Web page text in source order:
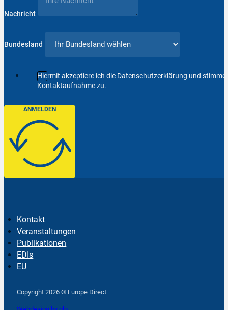
Nachricht
Bundesland
Hiermit akzeptiere ich die Datenschutzerklärung und
Kontaktaufnahme zu.
ANMELDEN
Kontakt
Veranstaltungen
Publikationen
EDIs
EU
Copyright 2026 © Europe Direct